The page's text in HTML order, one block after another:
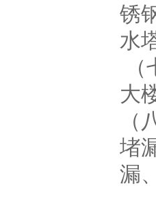
锈
水
大
堵
漏